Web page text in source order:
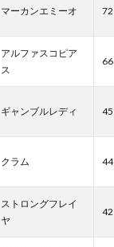
マーカンエミーオ 72
アルファスコピア
ス
66
ギャンブルレディ 45
クラム 44
ストロングフレイ
ヤ
42